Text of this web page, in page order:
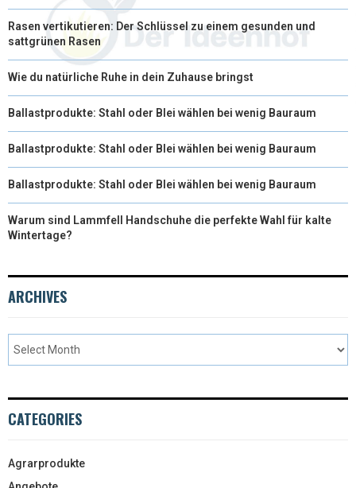
Rasen vertikutieren: Der Schlüssel zu einem gesunden und
sattgrünen Rasen
Wie du natürliche Ruhe in dein Zuhause bringst
Ballastprodukte: Stahl oder Blei wählen bei wenig Bauraum
Ballastprodukte: Stahl oder Blei wählen bei wenig Bauraum
Ballastprodukte: Stahl oder Blei wählen bei wenig Bauraum
Warum sind Lammfell Handschuhe die perfekte Wahl für kalte
Wintertage?
ARCHIVES
CATEGORIES
Agrarprodukte